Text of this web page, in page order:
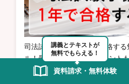
司法試験予備試験に1年合格す
ル！最短合格する対策ポイント
講義とテキストが
無料でもらえる！
資料請求・無料体験